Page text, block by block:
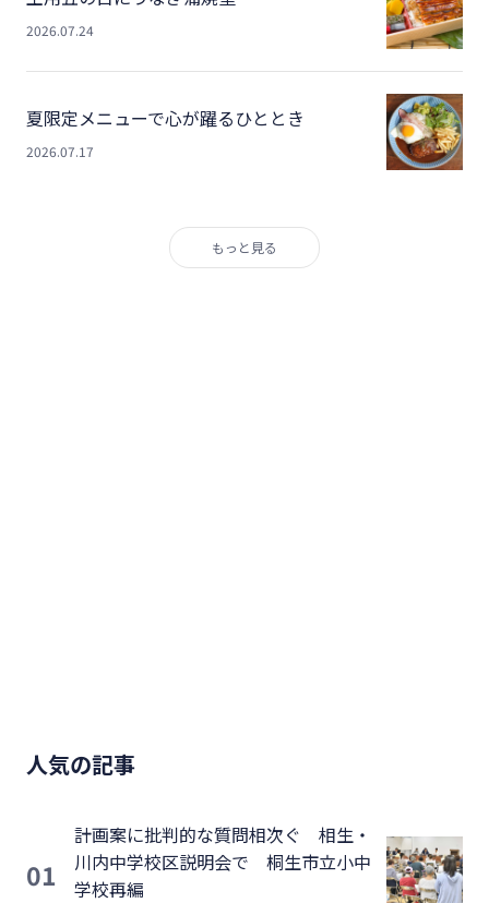
2026.07.24
夏限定メニューで心が躍るひととき
2026.07.17
もっと見る
人気の記事
01
計画案に批判的な質問相次ぐ 相生・
川内中学校区説明会で 桐生市立小中
学校再編